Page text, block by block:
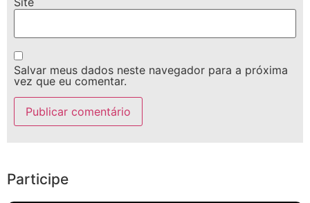
Salvar meus dados neste navegador para a próxima
vez que eu comentar.
Participe